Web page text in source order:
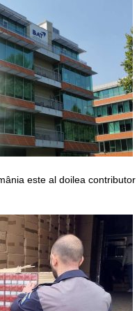
este al doilea contributor